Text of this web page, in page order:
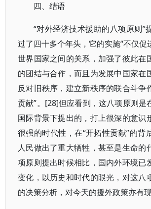
四、结语
“对外经济技术援助的八项原则”
过了四十多个年头，它的实施“不仅促
世界国家之间的关系，加强了彼此在
的团结与合作，而且为发展中国家在
反对旧秩序，建立新秩序的联合斗争
贡献”。[28]但应看到，这八项原则是
国际背景下提出的，打上很深的意识
很强的时代性，在“开拓性贡献”的背
人民做出了重大牺牲，甚至是生命的
项原则提出时候相比，国内外环境已
变化，以历史和时代的眼光，对这八
的决策分析，对今天的援外政策亦有现